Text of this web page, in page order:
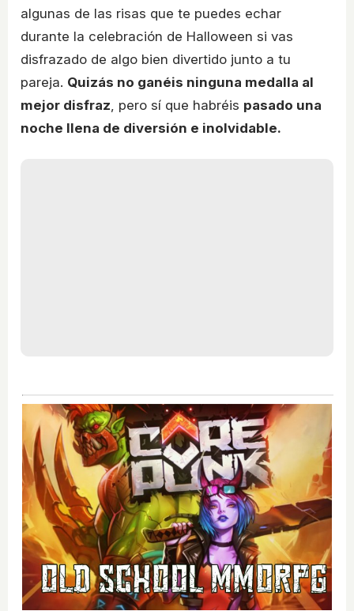
algunas de las risas que te puedes echar
durante la celebración de Halloween si vas
disfrazado de algo bien divertido junto a tu
pareja. Quizás no ganéis ninguna medalla al
mejor disfraz, pero sí que habréis pasado una
noche llena de diversión e inolvidable.